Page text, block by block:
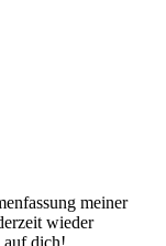
meiner
wieder
auf dich!